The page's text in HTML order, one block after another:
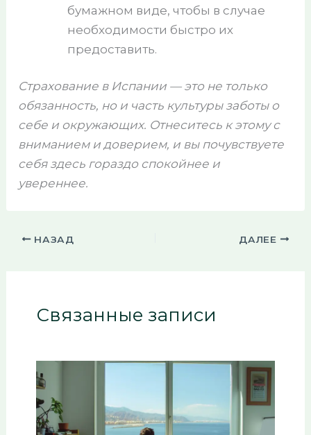
бумажном виде, чтобы в случае
необходимости быстро их
предоставить.
Страхование в Испании — это не только
обязанность, но и часть культуры заботы о
себе и окружающих. Отнеситесь к этому с
вниманием и доверием, и вы почувствуете
себя здесь гораздо спокойнее и
увереннее.
НАЗАД ДАЛЕЕ
Связанные записи